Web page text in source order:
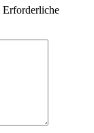
Erforderliche